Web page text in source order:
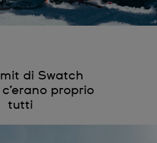
di Swatch
proprio
tutti